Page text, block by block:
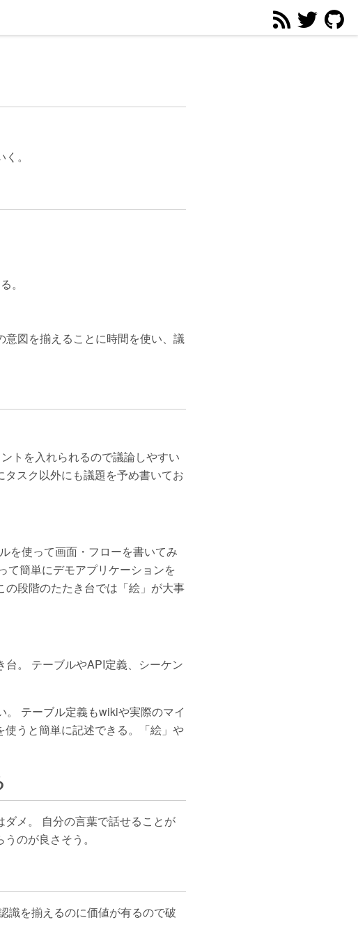
。
。
図を揃えることに時間を使い、議
トを入れられるので議論しやすい
スク以外にも議題を予め書いてお
を使って画面・フローを書いてみ
て簡単にデモアプリケーションを
段階のたたき台では「絵」が大事
。 テーブルやAPI定義、シーケン
テーブル定義もwikiや実際のマイ
使うと簡単に記述できる。「絵」や
メ。 自分の言葉で話せることが
のが良さそう。
識を揃えるのに価値が有るので破